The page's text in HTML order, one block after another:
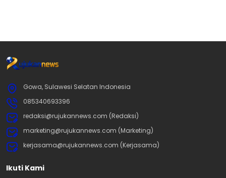
Gowa, Sulawesi Selatan Indonesia
085340693396
redaksi@rujukannews.com (Redaksi)
marketing@rujukannews.com (Marketing)
kerjasama@rujukannews.com (Kerjasama)
Ikuti Kami